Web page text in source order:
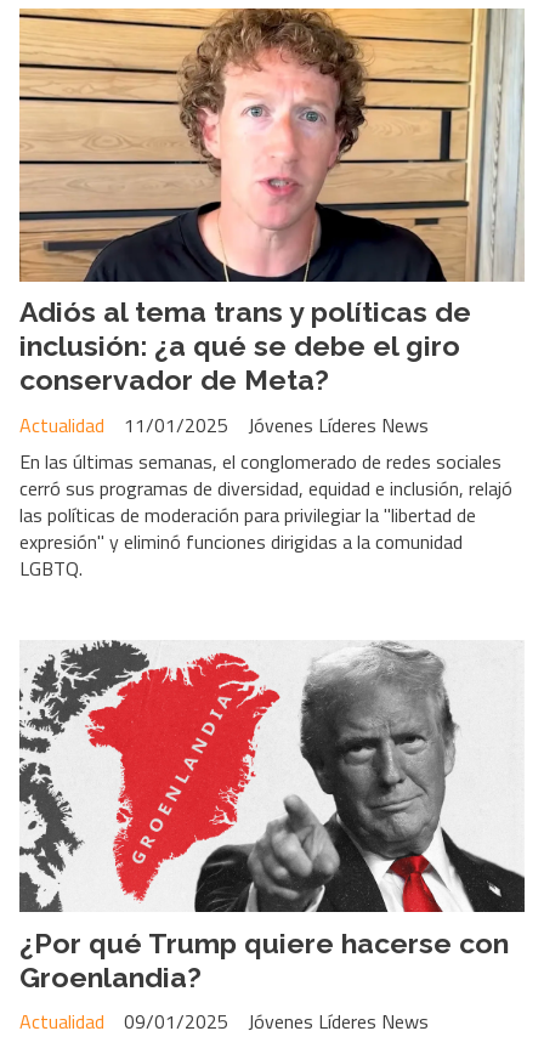
Adiós al tema trans y políticas de
inclusión: ¿a qué se debe el giro
conservador de Meta?
Jóvenes Líderes News
Actualidad
11/01/2025
En las últimas semanas, el conglomerado de redes sociales
cerró sus programas de diversidad, equidad e inclusión, relajó
las políticas de moderación para privilegiar la "libertad de
expresión" y eliminó funciones dirigidas a la comunidad
LGBTQ.
¿Por qué Trump quiere hacerse con
Groenlandia?
Jóvenes Líderes News
Actualidad
09/01/2025